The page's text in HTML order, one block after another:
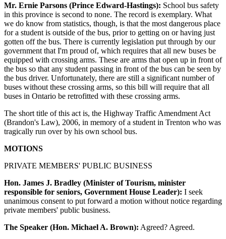
Mr. Ernie Parsons (Prince Edward-Hastings): School bus safety
in this province is second to none. The record is exemplary. What
we do know from statistics, though, is that the most dangerous place
for a student is outside of the bus, prior to getting on or having just
gotten off the bus. There is currently legislation put through by our
government that I'm proud of, which requires that all new buses be
equipped with crossing arms. These are arms that open up in front of
the bus so that any student passing in front of the bus can be seen by
the bus driver. Unfortunately, there are still a significant number of
buses without these crossing arms, so this bill will require that all
buses in Ontario be retrofitted with these crossing arms.
The short title of this act is, the Highway Traffic Amendment Act
(Brandon's Law), 2006, in memory of a student in Trenton who was
tragically run over by his own school bus.
MOTIONS
PRIVATE MEMBERS' PUBLIC BUSINESS
Hon. James J. Bradley (Minister of Tourism, minister
responsible for seniors, Government House Leader): I seek
unanimous consent to put forward a motion without notice regarding
private members' public business.
The Speaker (Hon. Michael A. Brown): Agreed? Agreed.